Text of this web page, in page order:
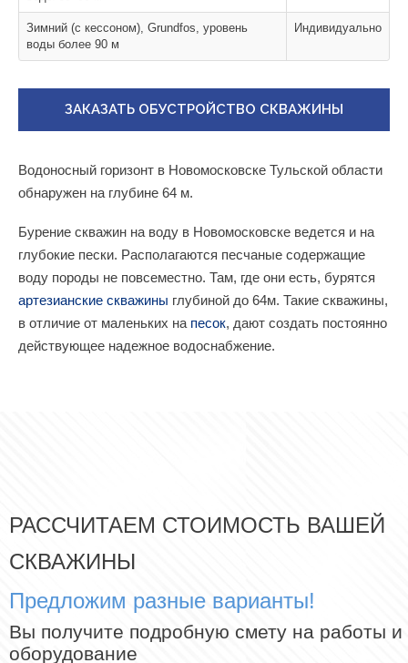
Зимний (с кессоном), Grundfos, уровень
воды более 90 м
Индивидуально
ЗАКАЗАТЬ ОБУСТРОЙСТВО СКВАЖИНЫ
Водоносный горизонт в Новомосковске Тульской области
обнаружен на глубине 64 м.
Бурение скважин на воду в Новомосковске ведется и на
глубокие пески. Располагаются песчаные содержащие
воду породы не повсеместно. Там, где они есть, бурятся
артезианские скважины глубиной до 64м. Такие скважины,
в отличие от маленьких на песок, дают создать постоянно
действующее надежное водоснабжение.
РАССЧИТАЕМ СТОИМОСТЬ ВАШЕЙ
СКВАЖИНЫ
Предложим разные варианты!
Вы получите подробную смету на работы и
оборудование